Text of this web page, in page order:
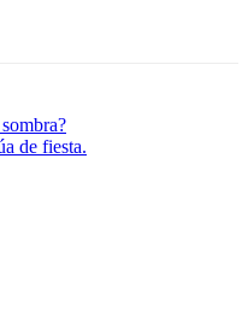
de fiesta.